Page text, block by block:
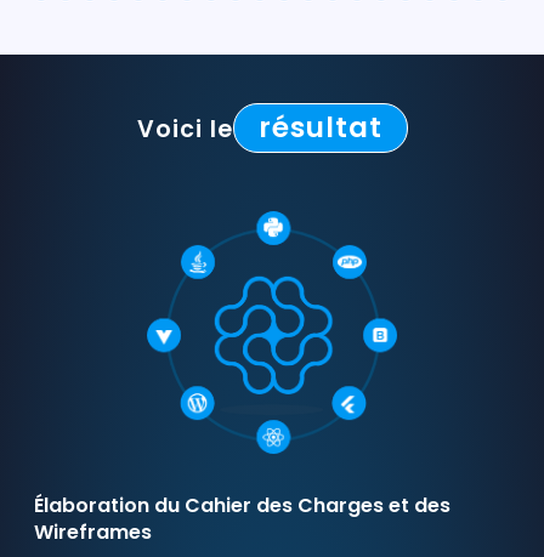
Voici le résultat
Élaboration du Cahier des Charges et des
Wireframes